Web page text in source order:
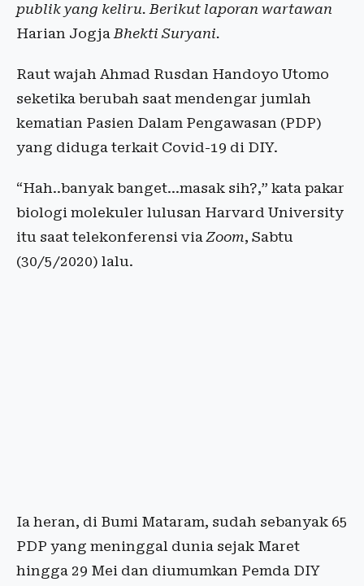
publik yang keliru. Berikut laporan wartawan
Harian JogjaBhekti Suryani.
Raut wajah Ahmad Rusdan Handoyo Utomo
seketika berubah saat mendengar jumlah
kematian Pasien Dalam Pengawasan (PDP)
yang diduga terkait Covid-19 di DIY.
“Hah..banyak banget…masak sih?,” kata pakar
biologi molekuler lulusan Harvard University
itu saat telekonferensi viaZoom, Sabtu
(30/5/2020) lalu.
Ia heran, di Bumi Mataram, sudah sebanyak 65
PDP yang meninggal dunia sejak Maret
hingga 29 Mei dan diumumkan Pemda DIY